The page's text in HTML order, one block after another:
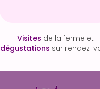
Visites de la ferme et
dégustations sur rendez-